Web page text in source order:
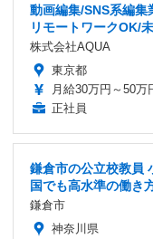
動画編集/SNS系編集
リモートワークOK/
株式会社AQUA
東京都
月給30万円～50万
正社員
鎌倉市の公立校教員
国でも高水準の働き
鎌倉市
神奈川県